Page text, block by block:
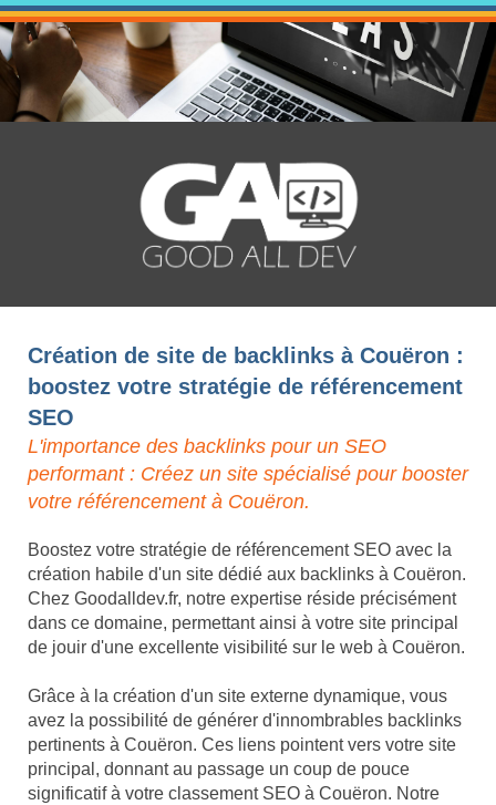
Création de site de backlinks à Couëron :
boostez votre stratégie de référencement
SEO
L'importance des backlinks pour un SEO
performant : Créez un site spécialisé pour booster
votre référencement à Couëron.
Boostez votre stratégie de référencement SEO avec la
création habile d'un site dédié aux backlinks à Couëron.
Chez Goodalldev.fr, notre expertise réside précisément
dans ce domaine, permettant ainsi à votre site principal
de jouir d'une excellente visibilité sur le web à Couëron.
Grâce à la création d'un site externe dynamique, vous
avez la possibilité de générer d'innombrables backlinks
pertinents à Couëron. Ces liens pointent vers votre site
principal, donnant au passage un coup de pouce
significatif à votre classement SEO à Couëron. Notre